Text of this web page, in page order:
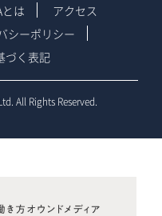
とは
アクセス
シーポリシー
づく表記
All Rights Reserved.